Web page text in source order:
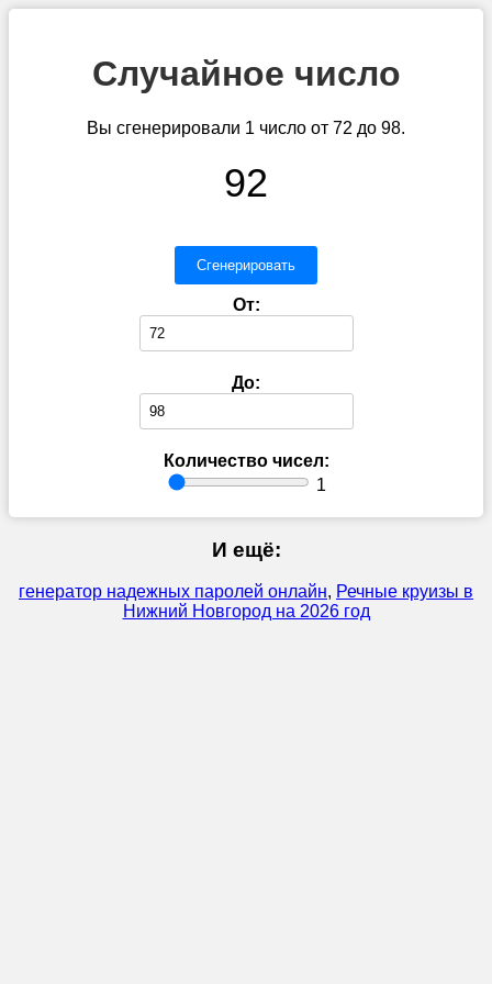
Случайное число
Вы сгенерировали 1 число от 72 до 98.
92
Сгенерировать
От:
До:
Количество чисел:
1
И ещё:
генератор надежных паролей онлайн, Речные круизы в
Нижний Новгород на 2026 год